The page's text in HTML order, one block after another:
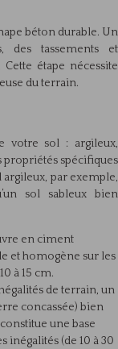
béton durable. Un
des tassements et
étape nécessite
du terrain.
votre sol : argileux,
propriétés spécifiques
par exemple,
sol sableux bien
en ciment
et homogène sur les
à 15 cm.
de terrain, un
concassée) bien
une base
inégalités (de 10 à 30